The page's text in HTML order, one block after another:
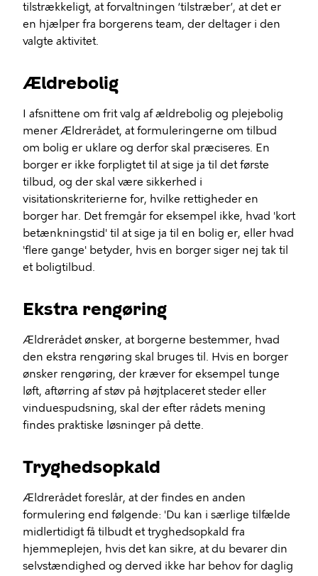
tilstrækkeligt, at forvaltningen ‘tilstræber’, at det er
en hjælper fra borgerens team, der deltager i den
valgte aktivitet.
Ældrebolig
I afsnittene om frit valg af ældrebolig og plejebolig
mener Ældrerådet, at formuleringerne om tilbud
om bolig er uklare og derfor skal præciseres. En
borger er ikke forpligtet til at sige ja til det første
tilbud, og der skal være sikkerhed i
visitationskriterierne for, hvilke rettigheder en
borger har. Det fremgår for eksempel ikke, hvad 'kort
betænkningstid' til at sige ja til en bolig er, eller hvad
'flere gange' betyder, hvis en borger siger nej tak til
et boligtilbud.
Ekstra rengøring
Ældrerådet ønsker, at borgerne bestemmer, hvad
den ekstra rengøring skal bruges til. Hvis en borger
ønsker rengøring, der kræver for eksempel tunge
løft, aftørring af støv på højtplaceret steder eller
vinduespudsning, skal der efter rådets mening
findes praktiske løsninger på dette.
Tryghedsopkald
Ældrerådet foreslår, at der findes en anden
formulering end følgende: 'Du kan i særlige tilfælde
midlertidigt få tilbudt et tryghedsopkald fra
hjemmeplejen, hvis det kan sikre, at du bevarer din
selvstændighed og derved ikke har behov for daglig